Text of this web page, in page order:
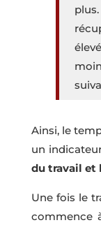
Ainsi, le
un
du travail et
Une fois le
commence